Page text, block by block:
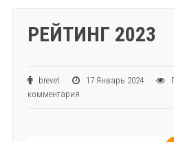
РЕЙТИНГ 2023
brevet 17 Январь 2024
комментария